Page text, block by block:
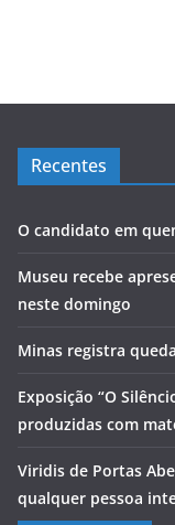
Recentes
O candidato em
Museu recebe
neste domingo
Minas registra
Exposição “O
produzidas com
Viridis de Portas
qualquer pessoa